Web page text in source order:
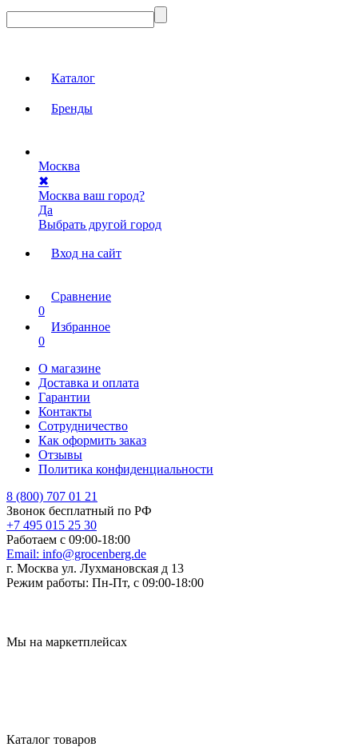
Каталог
Бренды
Москва
✖
Москва ваш город?
Да
Выбрать другой город
Вход на сайт
Сравнение
0
Избранное
0
О магазине
Доставка и оплата
Гарантии
Контакты
Сотрудничество
Как оформить заказ
Отзывы
Политика конфиденциальности
8 (800) 707 01 21
Звонок бесплатный по РФ
+7 495 015 25 30
Работаем с 09:00-18:00
Email: info@grocenberg.de
г. Москва ул. Лухмановская д 13
Режим работы: Пн-Пт, с 09:00-18:00
Мы на маркетплейсах
Каталог товаров